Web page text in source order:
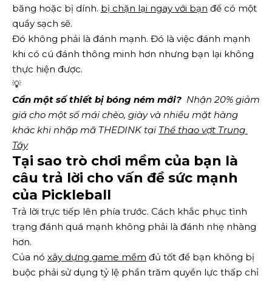
băng hoặc bị dính. bị chặn lại ngay với bạn để có một
quầy sạch sẽ.
Đó không phải là đánh mạnh. Đó là việc đánh mạnh
khi có cú đánh thông minh hơn nhưng bạn lại không
thực hiện được.
💡
Cần một số thiết bị bóng ném mới?
  Nhận 20% giảm
giá cho một số mái chèo, giày và nhiều mặt hàng
khác khi nhập mã THEDINK tại Thể thao vợt Trung
Tây
Tại sao trò chơi mềm của bạn là
câu trả lời cho vấn đề sức mạnh
của Pickleball
Trả lời trực tiếp lên phía trước. Cách khắc phục tình
trạng đánh quá mạnh không phải là đánh nhẹ nhàng
hơn.
Của nó xây dựng game mềm đủ tốt để bạn không bị
buộc phải sử dụng tỷ lệ phần trăm quyền lực thấp chỉ